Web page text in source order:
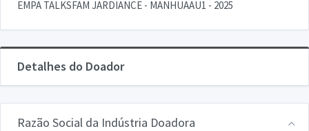
EMPA TALKSFAM JARDIANCE - MANHUAAU1 - 2025
Detalhes do Doador
Razão Social da Indústria Doadora